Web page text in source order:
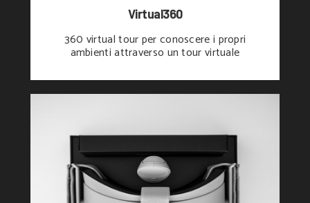
Virtual360
360 virtual tour per conoscere i propri
ambienti attraverso un tour virtuale